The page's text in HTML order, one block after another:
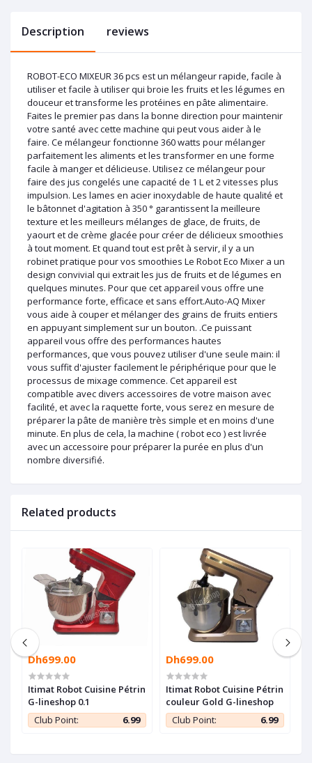
Description reviews
ROBOT-ECO MIXEUR 36 pcs est un mélangeur rapide, facile à
utiliser et facile à utiliser qui broie les fruits et les légumes en
douceur et transforme les protéines en pâte alimentaire.
Faites le premier pas dans la bonne direction pour maintenir
votre santé avec cette machine qui peut vous aider à le
faire. Ce mélangeur fonctionne 360 watts pour mélanger
parfaitement les aliments et les transformer en une forme
facile à manger et délicieuse. Utilisez ce mélangeur pour
faire des jus congelés une capacité de 1 L et 2 vitesses plus
impulsion. Les lames en acier inoxydable de haute qualité et
le bâtonnet d'agitation à 350 ° garantissent la meilleure
texture et les meilleurs mélanges de glace, de fruits, de
yaourt et de crème glacée pour créer de délicieux smoothies
à tout moment. Et quand tout est prêt à servir, il y a un
robinet pratique pour vos smoothies Le Robot Eco Mixer a un
design convivial qui extrait les jus de fruits et de légumes en
quelques minutes. Pour que cet appareil vous offre une
performance forte, efficace et sans effort.Auto-AQ Mixer
vous aide à couper et mélanger des grains de fruits entiers
en appuyant simplement sur un bouton. .Ce puissant
appareil vous offre des performances hautes
performances, que vous pouvez utiliser d'une seule main: il
vous suffit d'ajuster facilement le périphérique pour que le
processus de mixage commence. Cet appareil est
compatible avec divers accessoires de votre maison avec
facilité, et avec la raquette forte, vous serez en mesure de
préparer la pâte de manière très simple et en moins d'une
minute. En plus de cela, la machine ( robot eco ) est livrée
avec un accessoire pour préparer la purée en plus d'un
nombre diversifié.
Related products
Dh699.00
Itimat Robot Cuisine Pétrin
G-lineshop 0.1
Club Point:
6.99
Dh699.00
Itimat Robot Cuisine Pétrin
couleur Gold G-lineshop
Club Point:
6.99